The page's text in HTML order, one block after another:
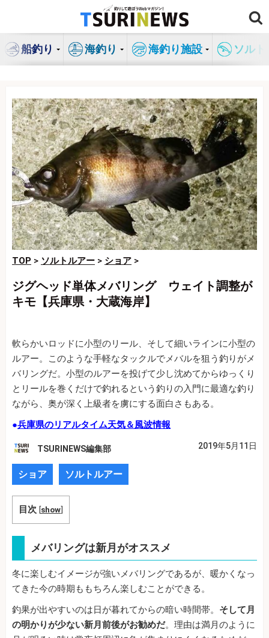
ン
船釣り 海釣り 海釣り施設 ソル
TOP > ソルトルアー > ショア >
ジグヘッド単体メバリング ウェイト調整が
キモ【兵庫県・大蔵海岸】
軟らかいロッドに小型のリール、そして細いラインに小型の
ルアー。このような手軽なタックルでメバルを狙う釣りがメ
バリングだ。小型のルアーを投げて少し沈めてからゆっくり
とリールを巻くだけで釣れるという釣りの入門に最適な釣り
ながら、奥が深く上級者を虜にする面白さもある。
●兵庫県のリアルタイム天気＆風波情報
TSURINEWS編集部 2019年5月11日
ショア ソルトルアー
目次 [show]
メバリングは新月がオススメ
冬に楽しむイメージが強いメバリングであるが、暖かくなっ
てきた今の時期ももちろん楽しむことができる。
釣果が出やすいのは日が暮れてからの暗い時間帯。 そして月
の明かりが少ない新月前後がお勧めだ。理由は満月のように